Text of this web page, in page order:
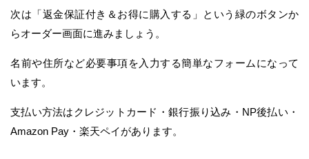
次は「返金保証付き＆お得に購入する」という緑のボタンか
らオーダー画面に進みましょう。
名前や住所など必要事項を入力する簡単なフォームになって
います。
支払い方法はクレジットカード・銀行振り込み・NP後払い・
Amazon Pay・楽天ペイがあります。